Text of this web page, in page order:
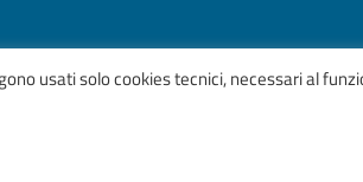
usati solo cookies tecnici, necessari al